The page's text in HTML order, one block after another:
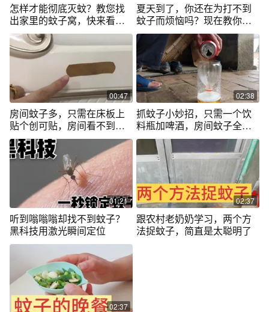
怎样才能彻底灭蚊？教您找
出家里的蚊子窝，快来看看
吧|健康北京
夏天到了，你还在为打不到
蚊子而烦恼吗？现在教你如
何快速打到它
00:47
房间蚊子多，只需在床板上
贴个创可贴，房间看不到蚊
子飞来飞去
02:38
抓蚊子小妙招，只需一个饮
料瓶加啤酒，房间蚊子全抓
光
01:21
听到嗡嗡嗡却找不到蚊子？
黑科技用激光瞬间定位
02:37
跟农村老奶奶学习，两个方
法捉蚊子，简直是太聪明了
02:37